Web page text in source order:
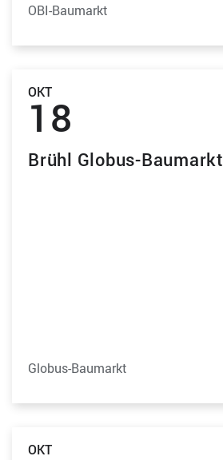
OBI-Baumarkt
OKT
18
Brühl Globus-Baumarkt
Globus-Baumarkt
OKT